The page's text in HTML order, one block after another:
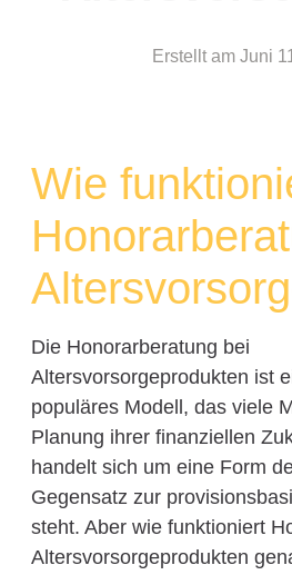
Erstellt am Juni
Wie
Die Honorarberatung bei
Altersvorsorgeprodukten ist
populäres Modell, das viele
Planung ihrer finanziellen
handelt sich um eine Form
Gegensatz zur
steht. Aber wie funktioniert
Altersvorsorgeprodukten